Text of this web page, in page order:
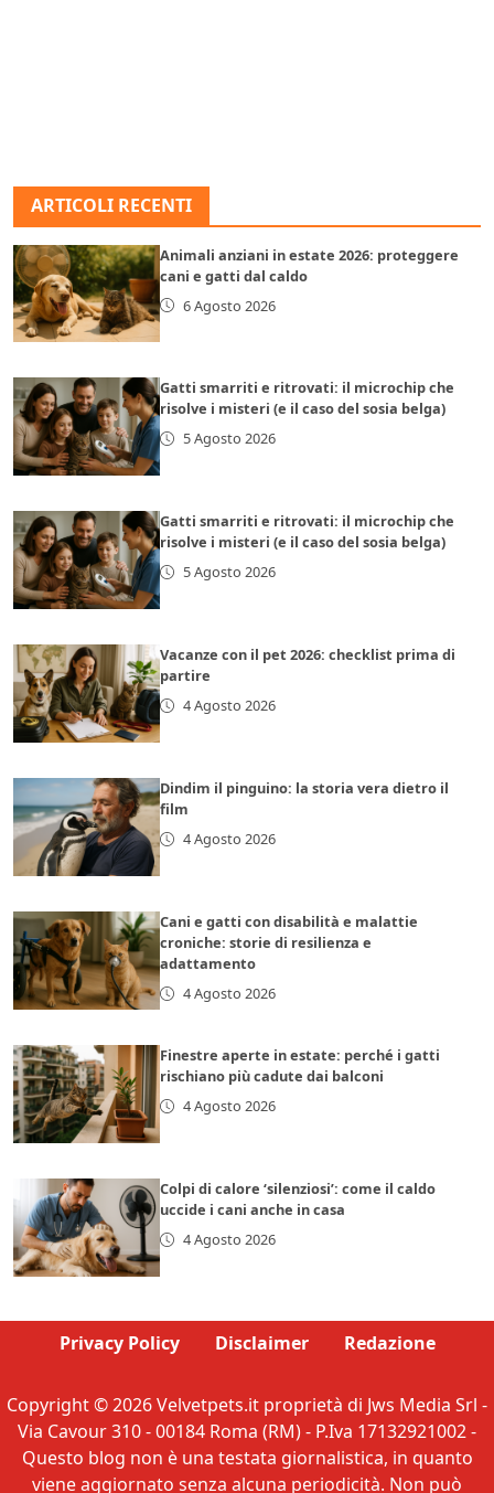
ARTICOLI RECENTI
Animali anziani in estate 2026: proteggere
cani e gatti dal caldo
6 Agosto 2026
Gatti smarriti e ritrovati: il microchip che
risolve i misteri (e il caso del sosia belga)
5 Agosto 2026
Gatti smarriti e ritrovati: il microchip che
risolve i misteri (e il caso del sosia belga)
5 Agosto 2026
Vacanze con il pet 2026: checklist prima di
partire
4 Agosto 2026
Dindim il pinguino: la storia vera dietro il
film
4 Agosto 2026
Cani e gatti con disabilità e malattie
croniche: storie di resilienza e
adattamento
4 Agosto 2026
Finestre aperte in estate: perché i gatti
rischiano più cadute dai balconi
4 Agosto 2026
Colpi di calore ‘silenziosi’: come il caldo
uccide i cani anche in casa
4 Agosto 2026
Privacy Policy Disclaimer Redazione
Copyright © 2026 Velvetpets.it proprietà di Jws Media Srl -
Via Cavour 310 - 00184 Roma (RM) - P.Iva 17132921002 -
Questo blog non è una testata giornalistica, in quanto
viene aggiornato senza alcuna periodicità. Non può